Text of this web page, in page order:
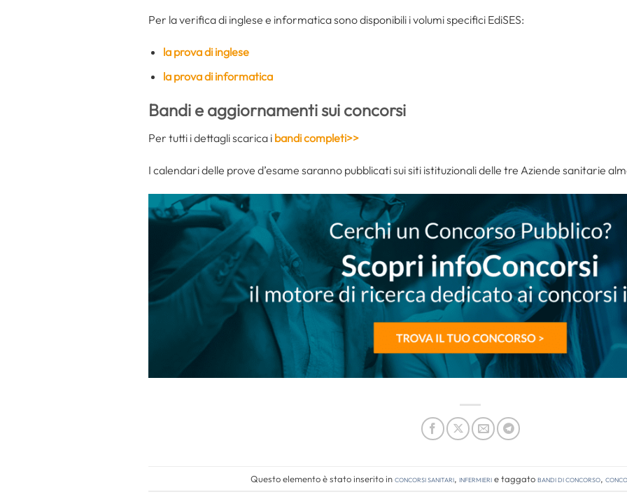
Per la verifica di inglese e informatica sono disponibili i volumi specifici EdiSES:
la prova di inglese
la prova di informatica
Bandi e aggiornamenti sui concorsi
Per tutti i dettagli scarica i bandi completi>>
I calendari delle prove d’esame saranno pubblicati sui siti istituzionali delle tre Aziende sanitarie
Questo elemento è stato inserito inConcorsi Sanitari, Infermierie taggatobandi di concorso,